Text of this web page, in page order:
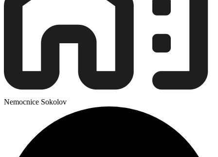
Nemocnice Sokolov